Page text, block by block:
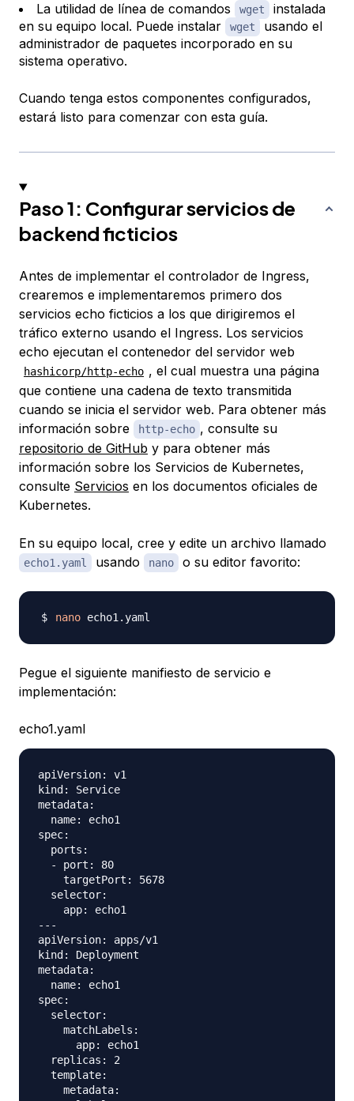
La utilidad de línea de comandos
wget
instalada
en su equipo local. Puede instalar
wget
usando el
administrador de paquetes incorporado en su
sistema operativo.
Cuando tenga estos componentes configurados,
estará listo para comenzar con esta guía.
Paso 1: Configurar servicios de
backend ficticios
Antes de implementar el controlador de Ingress,
crearemos e implementaremos primero dos
servicios echo ficticios a los que dirigiremos el
tráfico externo usando el Ingress. Los servicios
echo ejecutan el contenedor del servidor web
hashicorp/http-echo , el cual muestra una página
que contiene una cadena de texto transmitida
cuando se inicia el servidor web. Para obtener más
información sobre
http-echo , consulte su
repositorio de GitHub y para obtener más
información sobre los Servicios de Kubernetes,
consulte Servicios en los documentos oficiales de
Kubernetes.
En su equipo local, cree y edite un archivo llamado
echo1.yaml usando nano o su editor favorito:
nano
Pegue el siguiente manifiesto de servicio e
implementación:
echo1.yaml
apiVersion: v1
kind: Service
metadata:
  name: echo1
spec:
  ports:
  - port: 80
    targetPort: 5678
  selector:
    app: echo1
---
apiVersion: apps/v1
kind: Deployment
metadata:
  name: echo1
spec:
  selector:
    matchLabels:
      app: echo1
  replicas: 2
  template:
    metadata: